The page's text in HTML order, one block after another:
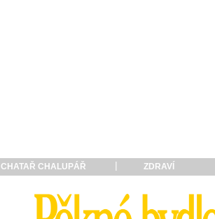
CHATAŘ CHALUPÁŘ ZDRAVÍ